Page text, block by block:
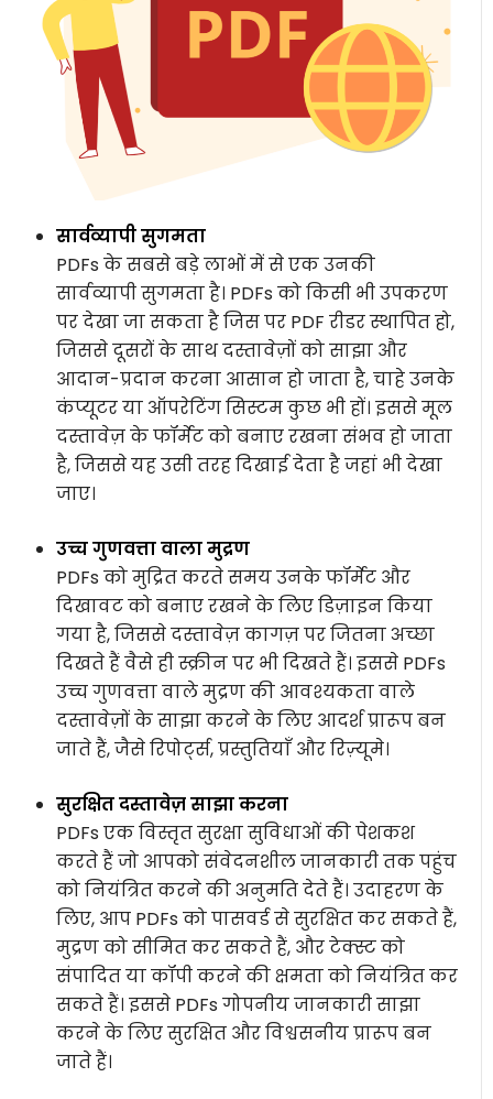
सार्वव्यापी सुगमता
PDFs के सबसे बड़े लाभों में से एक उनकी
सार्वव्यापी सुगमता है। PDFs को किसी भी उपकरण
पर देखा जा सकता है जिस पर PDF रीडर स्थापित हो,
जिससे दूसरों के साथ दस्तावेज़ों को साझा और
आदान-प्रदान करना आसान हो जाता है, चाहे उनके
कंप्यूटर या ऑपरेटिंग सिस्टम कुछ भी हों। इससे मूल
दस्तावेज़ के फॉर्मेट को बनाए रखना संभव हो जाता
है, जिससे यह उसी तरह दिखाई देता है जहां भी देखा
जाए।
उच्च गुणवत्ता वाला मुद्रण
PDFs को मुद्रित करते समय उनके फॉर्मेट और
दिखावट को बनाए रखने के लिए डिज़ाइन किया
गया है, जिससे दस्तावेज़ कागज़ पर जितना अच्छा
दिखते हैं वैसे ही स्क्रीन पर भी दिखते हैं। इससे PDFs
उच्च गुणवत्ता वाले मुद्रण की आवश्यकता वाले
दस्तावेज़ों के साझा करने के लिए आदर्श प्रारूप बन
जाते हैं, जैसे रिपोर्ट्स, प्रस्तुतियाँ और रिज़्यूमे।
सुरक्षित दस्तावेज़ साझा करना
PDFs एक विस्तृत सुरक्षा सुविधाओं की पेशकश
करते हैं जो आपको संवेदनशील जानकारी तक पहुंच
को नियंत्रित करने की अनुमति देते हैं। उदाहरण के
लिए, आप PDFs को पासवर्ड से सुरक्षित कर सकते हैं,
मुद्रण को सीमित कर सकते हैं, और टेक्स्ट को
संपादित या कॉपी करने की क्षमता को नियंत्रित कर
सकते हैं। इससे PDFs गोपनीय जानकारी साझा
करने के लिए सुरक्षित और विश्वसनीय प्रारूप बन
जाते हैं।